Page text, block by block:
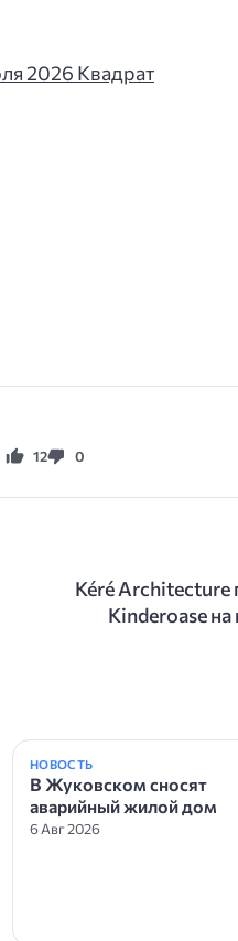
2026 Квадрат
12 0
Kéré Architecture
Kinderoase
НОВОСТЬ
В Жуковском сносят
аварийный жилой дом
6 Авг 2026